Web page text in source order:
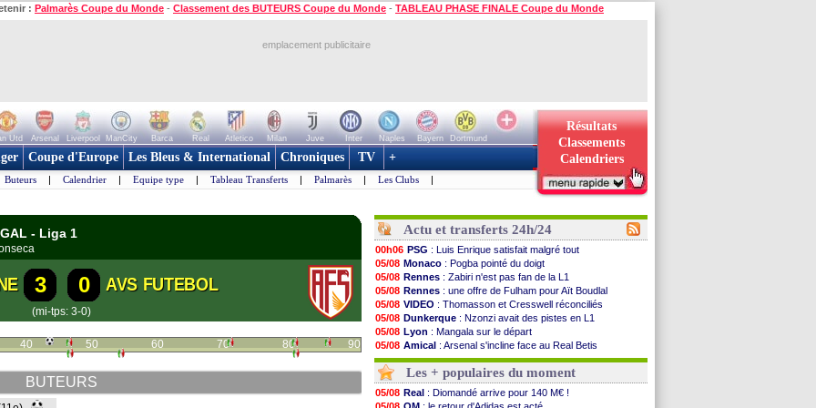
: Palmarès Coupe du Monde - Classement des BUTEURS Coupe du Monde - TABLEAU PHASE FINALE Coupe du Monde
emplacement publicitaire
Utd Arsenal Liverpool ManCity Barca Real Atletico Milan Juve Inter Naples Bayern
Dortmund
Résultats
Classements
Calendriers
Coupe d'Europe Les Bleus & International Chroniques TV +
Buteurs | Calendrier | Equipe type | Tableau Transferts | Palmarès | Les Clubs |
- Liga 1
3 0 AVS FUTEBOL
(mi-tps: 3-0)
40 50 60 70 80 90
BUTEURS
Actu et transferts 24h/24
00h06 PSG : Luis Enrique satisfait malgré tout
05/08 Monaco : Pogba pointé du doigt
05/08 Rennes : Zabiri n'est pas fan de la L1
05/08 Rennes : une offre de Fulham pour Aït Boudlal
05/08 VIDEO : Thomasson et Cresswell réconciliés
05/08 Dunkerque : Nzonzi avait des pistes en L1
05/08 Lyon : Mangala sur le départ
05/08 Amical : Arsenal s'incline face au Real Betis
05/08 Amical: lourde défaite pour le PSG
05/08
Man City: Maresca flou pour Reijnders
05/08 LdC: Fenerbahçe prend une belle option
05/08 Al-Diriyah: Mbemba arrive libre (officiel)
Les + populaires du moment
05/08 Real : Diomandé arrive pour 140 M€ !